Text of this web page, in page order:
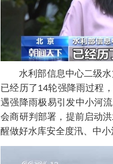
水利部信息中心二级
已经历了14轮强降雨过程
遇强降雨极易引发中小河
会商研判部署，提前启动
醒做好水库安全度汛、中